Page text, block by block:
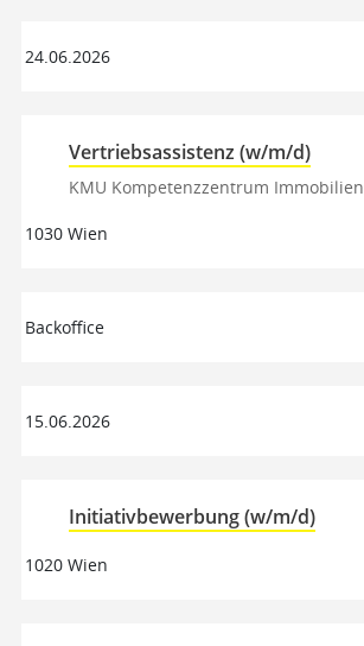
24.06.2026
Vertriebsassistenz (w/m/d)
KMU Kompetenzzentrum Immobilien
1030 Wien
Backoffice
15.06.2026
Initiativbewerbung (w/m/d)
1020 Wien